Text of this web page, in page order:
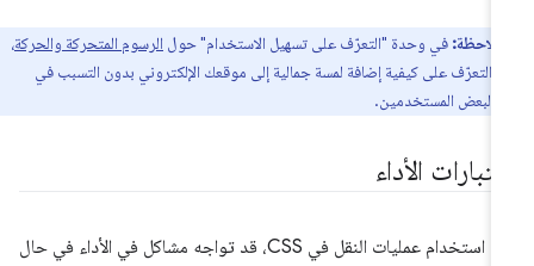
ملاحظة:في وحدة "التعرّف على تسهيل الاستخدام" حولالرسوم المتحركة والحركة،
التعرّف على كيفية إضافة لمسة جمالية إلى موقعك الإلكتروني بدون التسبب في
لبعض المستخدمين.
الأداء
عند استخدام عمليات النقل في CSS، قد تواجه مشاكل في الأداء في حال